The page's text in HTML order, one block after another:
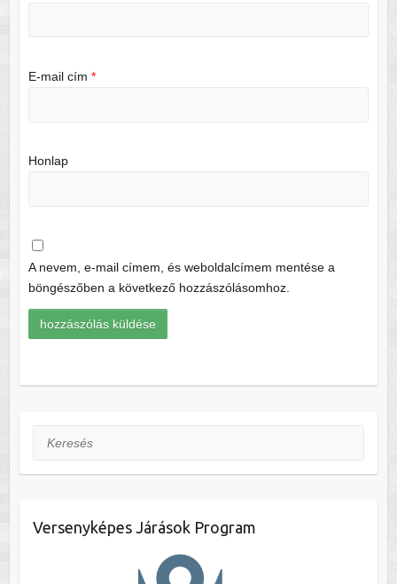
E-mail cím *
Honlap
A nevem, e-mail címem, és weboldalcímem mentése a
böngészőben a következő hozzászólásomhoz.
Keresés
Versenyképes Járások Program